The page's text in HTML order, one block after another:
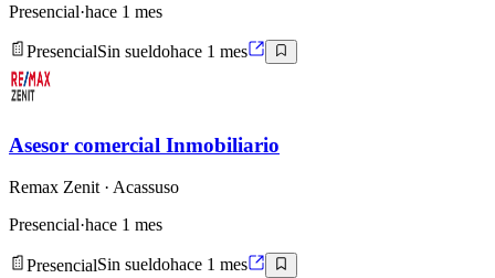
Presencial·hace 1 mes
PresencialSin sueldohace 1 mes
Asesor comercial Inmobiliario
Remax Zenit· Acassuso
Presencial·hace 1 mes
PresencialSin sueldohace 1 mes